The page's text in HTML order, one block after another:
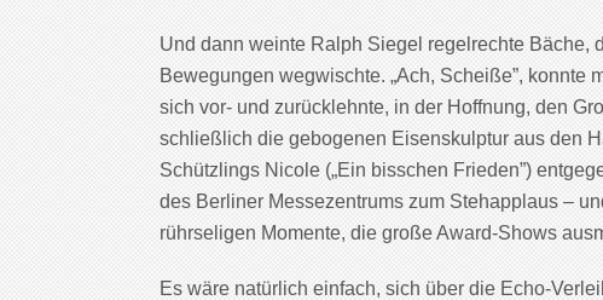
Und dann weinte Ralph Siegel regelrechte Bäche,
Bewegungen wegwischte. „Ach, Scheiße”, konnte
sich vor- und zurücklehnte, in der Hoffnung, den
schließlich die gebogenen Eisenskulptur aus den
Schützlings Nicole („Ein bisschen Frieden”)
des Berliner Messezentrums zum Stehapplaus –
rührseligen Momente, die große Award-Shows
Es wäre natürlich einfach, sich über die Echo-